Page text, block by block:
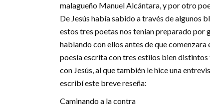
malagueño Manuel Alcántara, y por otro
De Jesús había sabido a través de algunos
estos tres poetas nos tenían preparado por
hablando con ellos antes de que
poesía escrita con tres estilos bien
con Jesús, al que también le hice una
escribí este breve reseña:
Caminando a la contra